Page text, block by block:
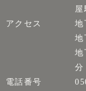
アクセス
地
地
地
分
電話番号